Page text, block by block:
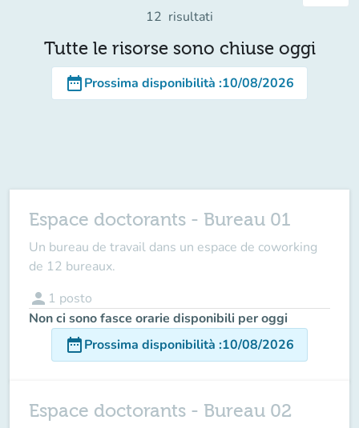
12 risultati
Tutte le risorse sono chiuse oggi
date_rangeProssima disponibilità :10/08/2026
Espace doctorants - Bureau 01
Un bureau de travail dans un espace de coworking
de 12 bureaux.
person 1 posto
Non ci sono fasce orarie disponibili per oggi
date_rangeProssima disponibilità :10/08/2026
Espace doctorants - Bureau 02